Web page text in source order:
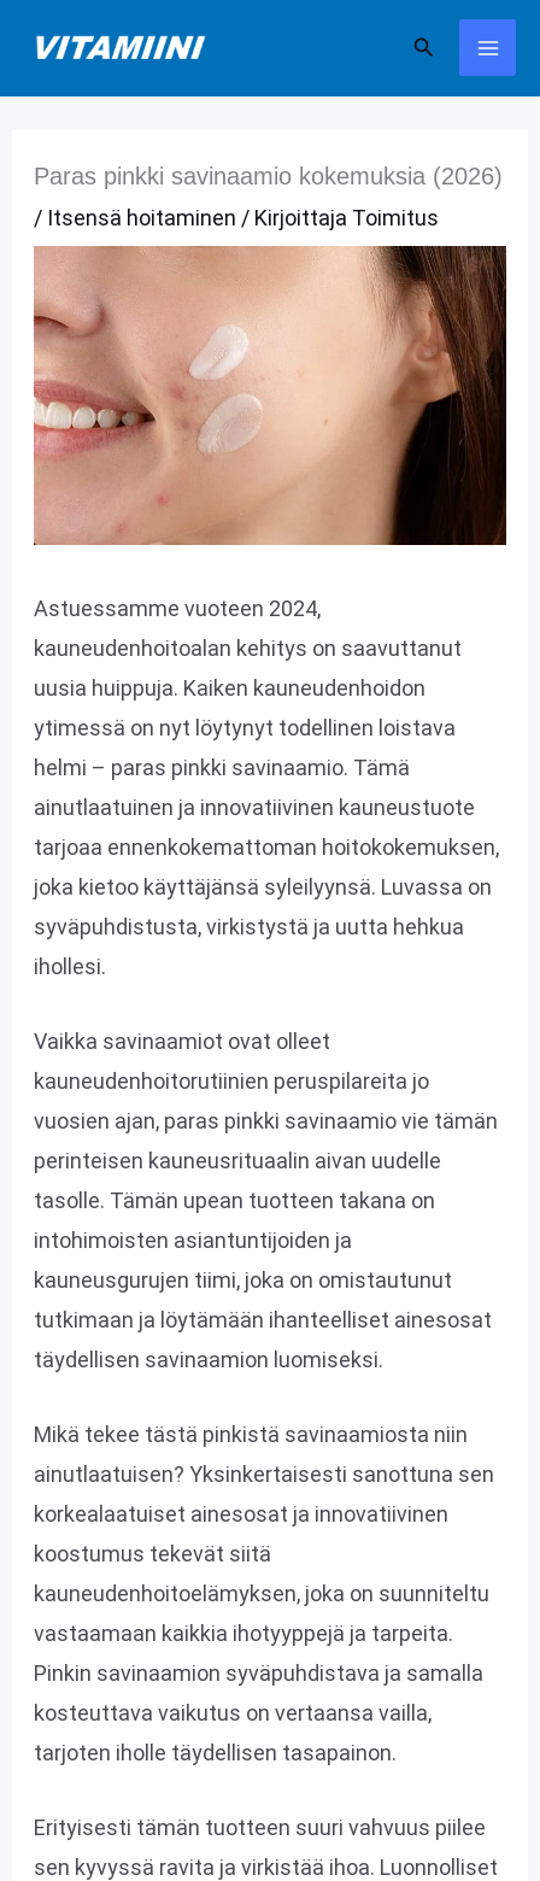
sisältöön
Hae
Paras pinkki savinaamio kokemuksia (2026)
/ Itsensä hoitaminen / Kirjoittaja Toimitus
Astuessamme vuoteen 2024,
kauneudenhoitoalan kehitys on saavuttanut
uusia huippuja. Kaiken kauneudenhoidon
ytimessä on nyt löytynyt todellinen loistava
helmi – paras pinkki savinaamio. Tämä
ainutlaatuinen ja innovatiivinen kauneustuote
tarjoaa ennenkokemattoman hoitokokemuksen,
joka kietoo käyttäjänsä syleilyynsä. Luvassa on
syväpuhdistusta, virkistystä ja uutta hehkua
ihollesi.
Vaikka savinaamiot ovat olleet
kauneudenhoitorutiinien peruspilareita jo
vuosien ajan, paras pinkki savinaamio vie tämän
perinteisen kauneusrituaalin aivan uudelle
tasolle. Tämän upean tuotteen takana on
intohimoisten asiantuntijoiden ja
kauneusgurujen tiimi, joka on omistautunut
tutkimaan ja löytämään ihanteelliset ainesosat
täydellisen savinaamion luomiseksi.
Mikä tekee tästä pinkistä savinaamiosta niin
ainutlaatuisen? Yksinkertaisesti sanottuna sen
korkealaatuiset ainesosat ja innovatiivinen
koostumus tekevät siitä
kauneudenhoitoelämyksen, joka on suunniteltu
vastaamaan kaikkia ihotyyppejä ja tarpeita.
Pinkin savinaamion syväpuhdistava ja samalla
kosteuttava vaikutus on vertaansa vailla,
tarjoten iholle täydellisen tasapainon.
Erityisesti tämän tuotteen suuri vahvuus piilee
sen kyvyssä ravita ja virkistää ihoa. Luonnolliset